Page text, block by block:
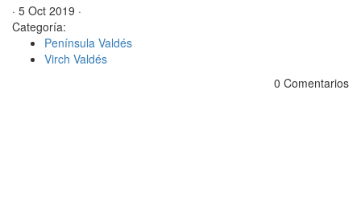
· 5 Oct 2019 ·
Categoría:
Península Valdés
Virch Valdés
0 Comentarios